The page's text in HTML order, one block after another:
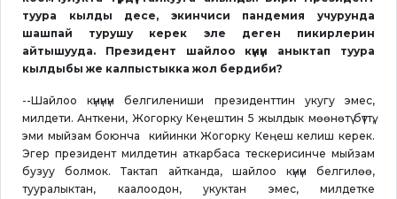
туура кылды десе, экинчиси пандемия учурунда
шашпай турушу керек эле деген пикирлерин
айтышууда. Президент шайлоо күнүн аныктап туура
кылдыбы же калпыстыкка жол бердиби?
--Шайлоо күнүнүн белгилениши президенттин укугу эмес,
милдети. Анткени, Жогорку Кеңештин 5 жылдык мөөнөтү бүттү,
эми мыйзам боюнча кийинки Жогорку Кеңеш келиш керек.
Эгер президент милдетин аткарбаса тескерисинче мыйзам
бузуу болмок. Тактап айтканда, шайлоо күнүн белгилөө,
тууралыктан, каалоодон, укуктан эмес, милдетке